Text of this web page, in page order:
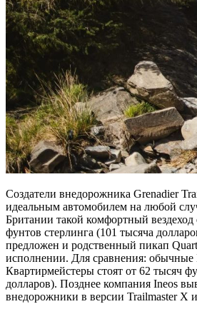
Создатели внедорожника Grenadier
идеальным автомобилем на любой
Британии такой комфортный вездеход
фунтов стерлинга (101 тысяча
предложен и родственный пикап
исполнении. Для сравнения: обычные
Квартирмейстеры стоят от 62 тысяч
долларов). Позднее компания Ineos
внедорожники в версии Trailmaster X